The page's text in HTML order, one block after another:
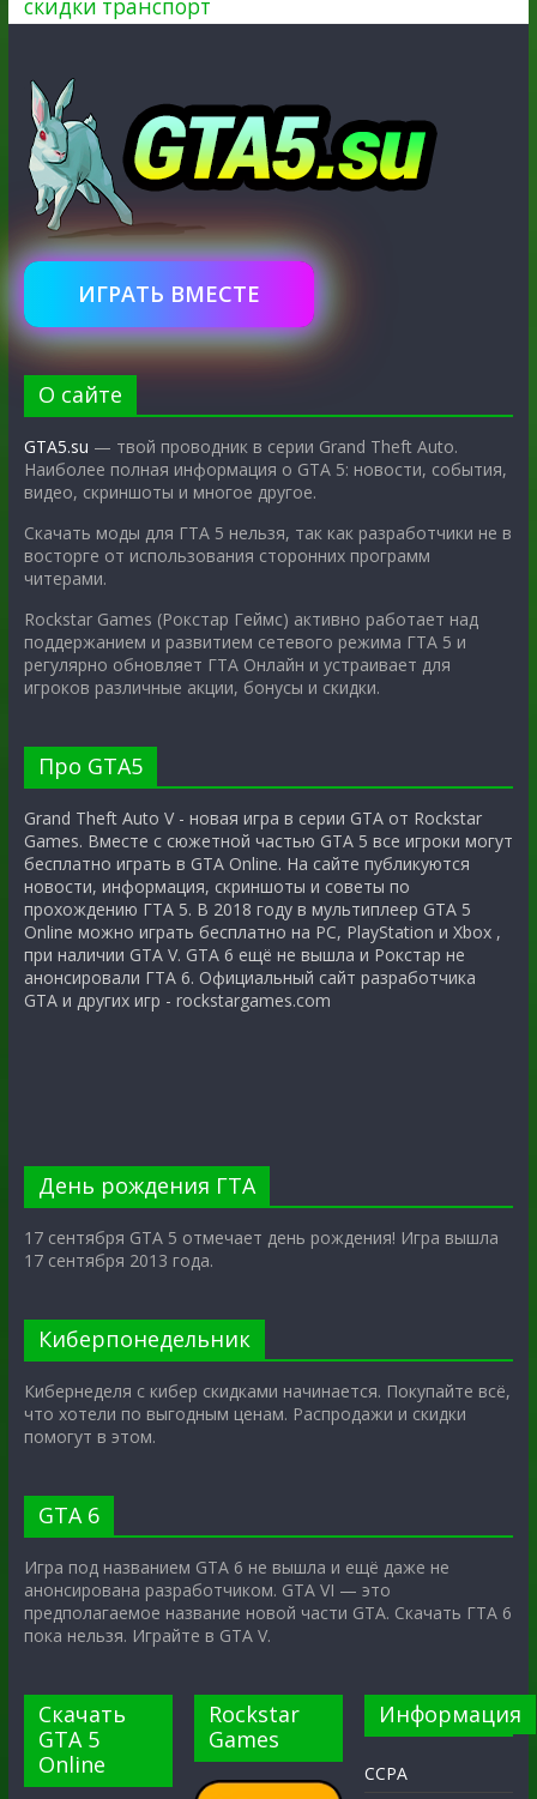
скидки транспорт
ИГРАТЬ ВМЕСТЕ
О сайте
GTA5.su — твой проводник в серии Grand Theft Auto.
Наиболее полная информация о GTA 5: новости, события,
видео, скриншоты и многое другое.
Скачать моды для ГТА 5 нельзя, так как разработчики не в
восторге от использования сторонних программ
читерами.
Rockstar Games (Рокстар Геймс) активно работает над
поддержанием и развитием сетевого режима ГТА 5 и
регулярно обновляет ГТА Онлайн и устраивает для
игроков различные акции, бонусы и скидки.
Про GTA5
Grand Theft Auto V - новая игра в серии GTA от Rockstar
Games. Вместе с сюжетной частью GTA 5 все игроки могут
бесплатно играть в GTA Online. На сайте публикуются
новости, информация, скриншоты и советы по
прохождению ГТА 5. В 2018 году в мультиплеер GTA 5
Online можно играть бесплатно на PC, PlayStation и Xbox ,
при наличии GTA V. GTA 6 ещё не вышла и Рокстар не
анонсировали ГТА 6. Официальный сайт разработчика
GTA и других игр - rockstargames.com
День рождения ГТА
17 сентября GTA 5 отмечает день рождения! Игра вышла
17 сентября 2013 года.
Киберпонедельник
Кибернеделя с кибер скидками начинается. Покупайте всё,
что хотели по выгодным ценам. Распродажи и скидки
помогут в этом.
GTA 6
Игра под названием GTA 6 не вышла и ещё даже не
анонсирована разработчиком. GTA VI — это
предполагаемое название новой части GTA. Скачать ГТА 6
пока нельзя. Играйте в GTA V.
Скачать
GTA 5
Online
Rockstar
Games
Информация
CCPA